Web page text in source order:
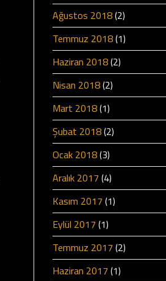
Ağustos 2018(2)
Temmuz 2018(1)
Haziran 2018(2)
Nisan 2018(2)
Mart 2018(1)
Şubat 2018(2)
Ocak 2018(3)
Aralık 2017 (4)
Kasım 2017 (1)
Eylül 2017 (1)
Temmuz 2017 (2)
Haziran 2017 (1)